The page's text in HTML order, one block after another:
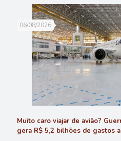
06/08/2026
Muito caro viajar de avião?
gera R$ 5,2 bilhões de gastos